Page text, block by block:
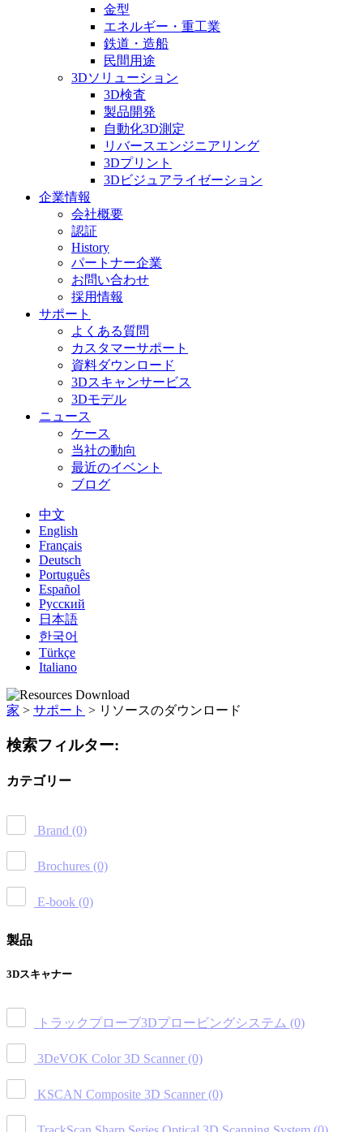
金型
エネルギー・重工業
鉄道・造船
民間用途
3Dソリューション
3D検査
製品開発
自動化3D測定
リバースエンジニアリング
3Dプリント
3Dビジュアライゼーション
企業情報
会社概要
認証
History
パートナー企業
お問い合わせ
採用情報
サポート
よくある質問
カスタマーサポート
資料ダウンロード
3Dスキャンサービス
3Dモデル
ニュース
ケース
当社の動向
最近のイベント
ブログ
中文
English
Français
Deutsch
Português
Español
Русский
日本語
한국어
Türkçe
Italiano
家 > サポート > リソースのダウンロード
検索フィルター:
カテゴリー
Brand (0)
Brochures (0)
E-book (0)
製品
3Dスキャナー
トラックプローブ3Dプロービングシステム (0)
3DeVOK Color 3D Scanner (0)
KSCAN Composite 3D Scanner (0)